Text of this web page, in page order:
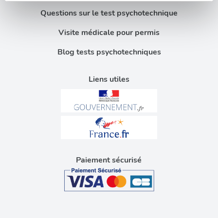
Les cookies nous permettent de personnaliser le contenu
et les annonces, d'offrir des fonctionnalités relatives aux
partageons également des informations sur l'utilisation de
notre site avec nos partenaires de médias sociaux, de
ou qu'ils ont collectées lors de votre utilisation de leurs
Liens utiles
Questions sur le test psychotechnique
Visite médicale pour permis
Blog tests psychotechniques
Paiement sécurisé